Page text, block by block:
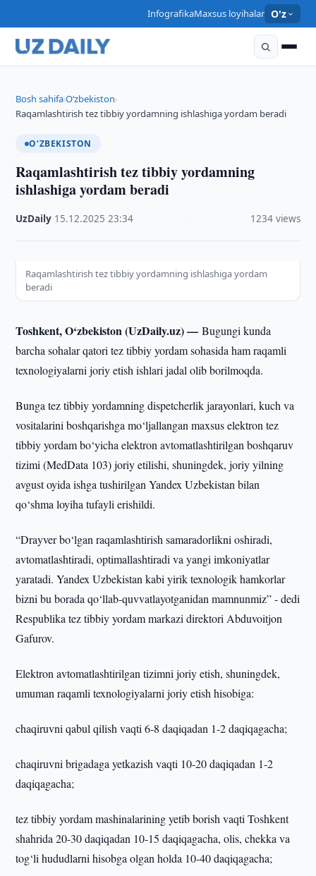
InfografikaMaxsus loyihalar O'z
Bosh sahifa›O‘zbekiston›
Raqamlashtirish tez tibbiy yordamning ishlashiga yordam beradi
O‘ZBEKISTON
Raqamlashtirish tez tibbiy yordamning
ishlashiga yordam beradi
UzDaily 15.12.2025 ·23:34 1234 views
Raqamlashtirish tez tibbiy yordamning ishlashiga yordam
beradi
Toshkent, O‘zbekiston (UzDaily.uz) —Bugungi kunda
barcha sohalar qatori tez tibbiy yordam sohasida ham raqamli
texnologiyalarni joriy etish ishlari jadal olib borilmoqda.
Bunga tez tibbiy yordamning dispetcherlik jarayonlari, kuch va
vositalarini boshqarishga mo‘ljallangan maxsus elektron tez
tibbiy yordam bo‘yicha elektron avtomatlashtirilgan boshqaruv
tizimi (MedData 103) joriy etilishi, shuningdek, joriy yilning
avgust oyida ishga tushirilgan Yandex Uzbekistan bilan
qo‘shma loyiha tufayli erishildi.
“Drayver bo‘lgan raqamlashtirish samaradorlikni oshiradi,
avtomatlashtiradi, optimallashtiradi va yangi imkoniyatlar
yaratadi. Yandex Uzbekistan kabi yirik texnologik hamkorlar
bizni bu borada qo‘llab-quvvatlayotganidan mamnunmiz” - dedi
Respublika tez tibbiy yordam markazi direktori Abduvoitjon
Gafurov.
Elektron avtomatlashtirilgan tizimni joriy etish, shuningdek,
umuman raqamli texnologiyalarni joriy etish hisobiga:
chaqiruvni qabul qilish vaqti 6-8 daqiqadan 1-2 daqiqagacha;
chaqiruvni brigadaga yetkazish vaqti 10-20 daqiqadan 1-2
daqiqagacha;
tez tibbiy yordam mashinalarining yetib borish vaqti Toshkent
shahrida 20-30 daqiqadan 10-15 daqiqagacha, olis, chekka va
tog‘li hududlarni hisobga olgan holda 10-40 daqiqagacha;